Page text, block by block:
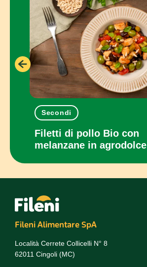
Secondi
Filetti di pollo Bio con
melanzane in agrodolce
Fileni Alimentare SpA
Località Cerrete Collicelli N° 8
62011 Cingoli (MC)